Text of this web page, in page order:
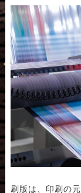
刷版は、印刷の